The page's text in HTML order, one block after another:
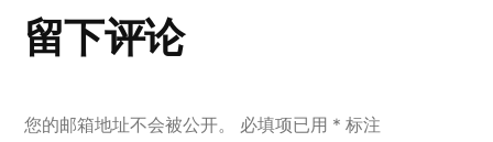
留下评论
您的邮箱地址不会被公开。 必填项已用 * 标注